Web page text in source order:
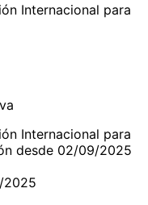
Internacional para
Internacional para
desde 02/09/2025
2025